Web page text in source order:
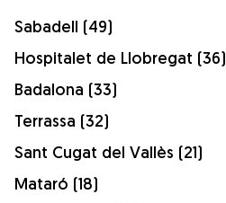
Sabadell (49)
Hospitalet de Llobregat (36)
Badalona (33)
Terrassa (32)
Sant Cugat del Vallès (21)
Mataró (18)